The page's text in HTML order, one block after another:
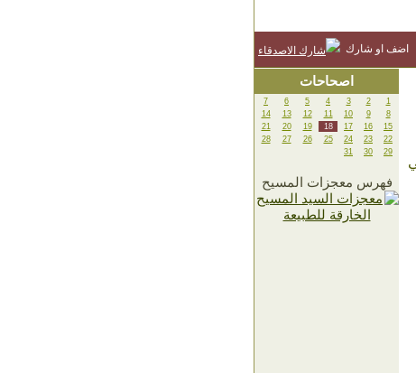
اضف او شارك
اصحاحات
1
2
3
4
5
6
7
8
9
10
11
12
13
14
15
16
17
18
19
20
21
22
23
24
25
26
27
28
29
30
31
فهرس معجزات المسيح